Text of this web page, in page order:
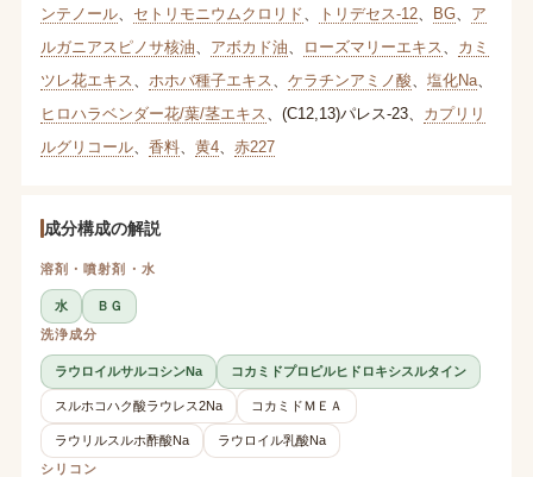
ンテノール、 セトリモニウムクロリド トリデセス-12、 BG、 ア
ルガニアスピノサ核油
アボカド油 ローズマリーエキス
カミ
ツレ花エキス
ホホバ種子エキス ケラチンアミノ酸 塩化Na、
ヒロハラベンダー花/葉/茎エキス
(C12,13)パレス-23、 カプリリ
ルグリコール、 香料、 黄4、 赤227
成分構成の解説
溶剤・噴射剤・水
水
ＢＧ
洗浄成分
ラウロイルサルコシンNa コカミドプロピルヒドロキシスルタイン
スルホコハク酸ラウレス2Na コカミドＭＥＡ
ラウリルスルホ酢酸Na
ラウロイル乳酸Na
シリコン